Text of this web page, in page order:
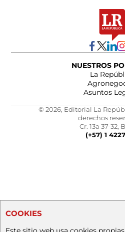
NUESTROS
La
Asuntos
© 2026, Editorial La
derechos
Cr. 13a 37-32,
(+57) 1
COOKIES